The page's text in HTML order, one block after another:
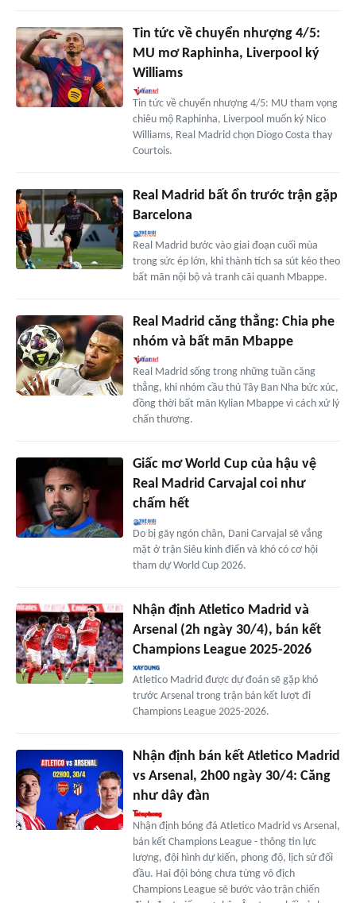
Tin tức về chuyển nhượng 4/5:
MU mơ Raphinha, Liverpool ký
Williams
Tin tức về chuyển nhượng 4/5: MU tham vọng
chiêu mộ Raphinha, Liverpool muốn ký Nico
Williams, Real Madrid chọn Diogo Costa thay
Courtois.
Real Madrid bất ổn trước trận gặp
Barcelona
Real Madrid bước vào giai đoạn cuối mùa
trong sức ép lớn, khi thành tích sa sút kéo theo
bất mãn nội bộ và tranh cãi quanh Mbappe.
Real Madrid căng thẳng: Chia phe
nhóm và bất mãn Mbappe
Real Madrid sống trong những tuần căng
thẳng, khi nhóm cầu thủ Tây Ban Nha bức xúc,
đồng thời bất mãn Kylian Mbappe vì cách xử lý
chấn thương.
Giấc mơ World Cup của hậu vệ
Real Madrid Carvajal coi như
chấm hết
Do bị gãy ngón chân, Dani Carvajal sẽ vắng
mặt ở trận Siêu kinh điển và khó có cơ hội
tham dự World Cup 2026.
Nhận định Atletico Madrid và
Arsenal (2h ngày 30/4), bán kết
Champions League 2025-2026
Atletico Madrid được dự đoán sẽ gặp khó
trước Arsenal trong trận bán kết lượt đi
Champions League 2025-2026.
Nhận định bán kết Atletico Madrid
vs Arsenal, 2h00 ngày 30/4: Căng
như dây đàn
Nhận định bóng đá Atletico Madrid vs Arsenal,
bán kết Champions League - thông tin lực
lượng, đội hình dự kiến, phong độ, lịch sử đối
đầu. Hai đội bóng chưa từng vô địch
Champions League sẽ bước vào trận chiến